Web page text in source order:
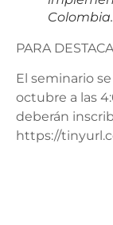
Colombia.
PARA
El seminario
octubre a las
deberán
https://